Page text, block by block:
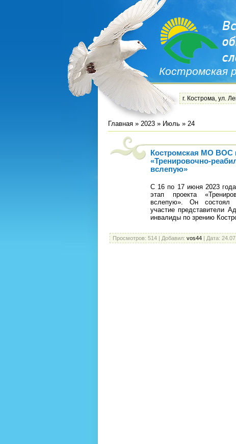
Костромская
г. Кострома, ул.
Главная » 2023 » Июль » 24
Костромская МО ВОС
«Тренировочно-
вслепую»
С 16 по 17 июня 2023
этап проекта
вслепую». Он состоял
участие представители
инвалиды по зрению
Просмотров: 514 | Добавил: vos44 | Дата: